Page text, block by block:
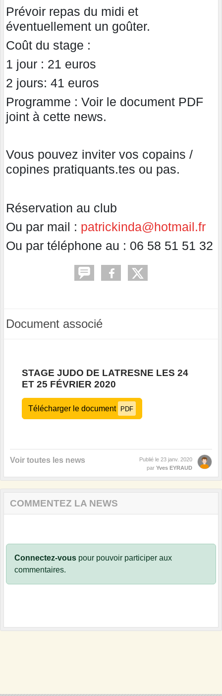
Prévoir repas du midi et
éventuellement un goûter.
Coût du stage :
1 jour : 21 euros
2 jours: 41 euros
Programme : Voir le document PDF
joint à cette news.
Vous pouvez inviter vos copains /
copines pratiquants.tes ou pas.
Réservation au club
Ou par mail : patrickinda@hotmail.fr
Ou par téléphone au : 06 58 51 51 32
Document associé
STAGE JUDO DE LATRESNE LES 24
ET 25 FÉVRIER 2020
Télécharger le document PDF
Voir toutes les news Publié le 23 janv. 2020
par Yves EYRAUD
COMMENTEZ LA NEWS
Connectez-vous pour pouvoir participer aux
commentaires.